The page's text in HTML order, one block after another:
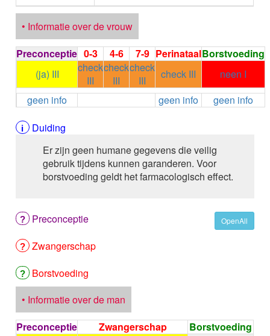
ALBUTREPENONACOG ALFA
Stollingsfactor IX; Factor IX
ALCOHOL
ETHANOL
ALECTINIB
ALEMTUZUMAB
ALENDRONAAT
ALENDRONAAT/VIT D3
ALFA-1-PROTEINASEREMMER humaan
ALFUZOSINE
ALGELDRAAT
ALGELDRAAT / MAGNESIUM HYDROXYDE
CARBONAAT
ALGLUCOSIDASE alfa
ALITRETINOINE
ALIZAPRIDE
ALLOPURINOL
ALMOTRIPTAN
ALOGLIPTINE benzoaat
• Informatie over de vrouw
Preconceptie 0-3 4-6 7-9 PerinataalBorstvoeding
(ja) III
check
III
check
III
check
III
check III
neen I
geen info
geen info
geen info
Duiding
Er zijn geen humane gegevens die veilig
gebruik tijdens kunnen garanderen. Voor
borstvoeding geldt het farmacologisch effect.
OpenAll
Preconceptie
Zwangerschap
Borstvoeding
• Informatie over de man
Preconceptie
Zwangerschap
Borstvoeding